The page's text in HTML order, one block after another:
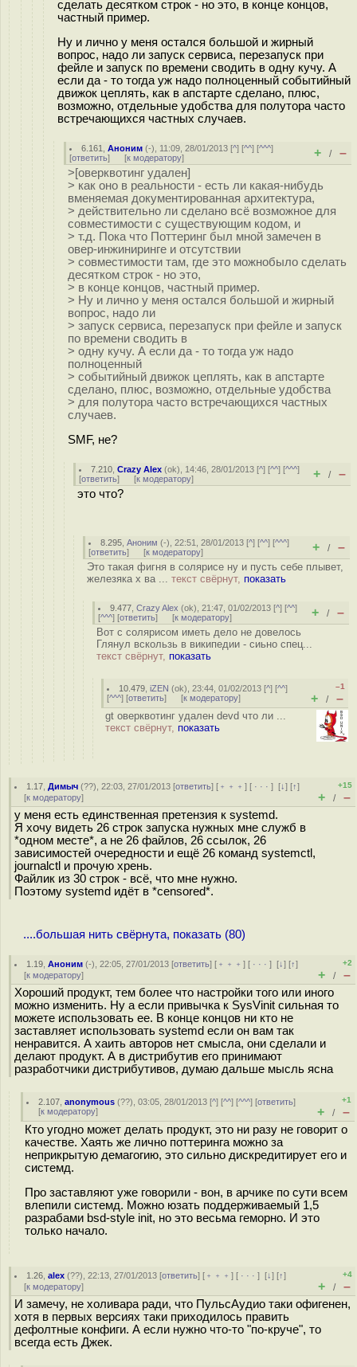
сделать десятком строк - но это, в конце концов,
частный пример.
Ну и лично у меня остался большой и жирный
вопрос, надо ли запуск сервиса, перезапуск при
фейле и запуск по времени сводить в одну кучу. А
если да - то тогда уж надо полноценный событийный
движок цеплять, как в апстарте сделано, плюс,
возможно, отдельные удобства для полутора часто
встречающихся частных случаев.
6.161 ,Аноним (-), 11:09, 28/01/2013 [^] [^^] [^^^]
[ответить] [к модератору] + / –
>[оверквотинг удален]
> как оно в реальности - есть ли какая-нибудь
вменяемая документированная архитектура,
> действительно ли сделано всё возможное для
совместимости с существующим кодом, и
> т.д. Пока что Поттеринг был мной замечен в
овер-инжиниринге и отсутствии
> совместимости там, где это можнобыло сделать
десятком строк - но это,
> в конце концов, частный пример.
> Ну и лично у меня остался большой и жирный
вопрос, надо ли
> запуск сервиса, перезапуск при фейле и запуск
по времени сводить в
> одну кучу. А если да - то тогда уж надо
полноценный
> событийный движок цеплять, как в апстарте
сделано, плюс, возможно, отдельные удобства
> для полутора часто встречающихся частных
случаев.
SMF, не?
7.210 ,Crazy Alex (ok), 14:46, 28/01/2013 [^] [^^] [^^^]
[ответить] [к модератору] + / –
это что?
8.295 ,Аноним (-), 22:51, 28/01/2013 [^] [^^] [^^^]
[ответить] [к модератору] + / –
Это такая фигня в солярисе ну и пусть себе плывет,
железяка х ва ... текст свёрнут, показать
9.477 ,Crazy Alex (ok), 21:47, 01/02/2013 [^] [^^]
[^^^] [ответить] [к модератору] + / –
Вот с солярисом иметь дело не довелось
Глянул вскользь в википедии - сиьно спец...
текст свёрнут, показать
10.479 ,iZEN (ok), 23:44, 01/02/2013 [^] [^^]
[^^^] [ответить] [к модератору]
–1
+ / –
gt оверквотинг удален devd что ли ...
текст свёрнут, показать
1.17 ,Димыч (??), 22:03, 27/01/2013 [ответить] [ ﹢﹢﹢] [ · · ·][↓] [↑]
[к модератору]
+15
+ / –
у меня есть единственная претензия к systemd.
Я хочу видеть 26 строк запуска нужных мне служб в
*одном месте*, а не 26 файлов, 26 ссылок, 26
зависимостей очередности и ещё 26 команд systemctl,
journalctl и прочую хрень.
Файлик из 30 строк - всё, что мне нужно.
Поэтому systemd идёт в *censored*.
....большая нить свёрнута, показать (80)
1.19 ,Аноним (-), 22:05, 27/01/2013 [ответить] [ ﹢﹢﹢] [ · · ·][↓] [↑]
[к модератору]
+2
+ / –
Хороший продукт, тем более что настройки того или иного
можно изменить. Ну а если привычка к SysVinit сильная то
можете использовать ее. В конце концов ни кто не
заставляет использовать systemd если он вам так
ненравится. А хаить авторов нет смысла, они сделали и
делают продукт. А в дистрибутив его принимают
разработчики дистрибутивов, думаю дальше мысль ясна
2.107 ,anonymous (??), 03:05, 28/01/2013 [^] [^^] [^^^] [ответить]
[к модератору]
+1
+ / –
Кто угодно может делать продукт, это ни разу не говорит о
качестве. Хаять же лично поттеринга можно за
неприкрытую демагогию, это сильно дискредитирует его и
системд.
Про заставляют уже говорили - вон, в арчике по сути всем
влепили системд. Можно юзать поддерживаемый 1,5
разрабами bsd-style init, но это весьма геморно. И это
только начало.
1.26 ,alex (??), 22:13, 27/01/2013 [ответить] [ ﹢﹢﹢] [ · · ·][↓] [↑]
[к модератору]
+4
+ / –
И замечу, не холивара ради, что ПульсАудио таки офигенен,
хотя в первых версиях таки приходилось править
дефолтные конфиги. А если нужно что-то "по-круче", то
всегда есть Джек.